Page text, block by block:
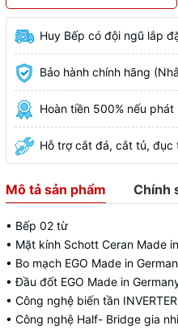
Huy Bếp có đội ngũ lắp
Bảo hành chính hãng
Hoàn tiền 500% nếu
Hỗ trợ cắt đá, cắt tủ, đục
Mô tả sản phẩm Chính
• Bếp 02 từ
• Mặt kính Schott Ceran Made
• Bo mạch EGO Made in
• Đầu đốt EGO Made in
• Công nghệ biến tần
• Công nghệ Half- Bridge gia